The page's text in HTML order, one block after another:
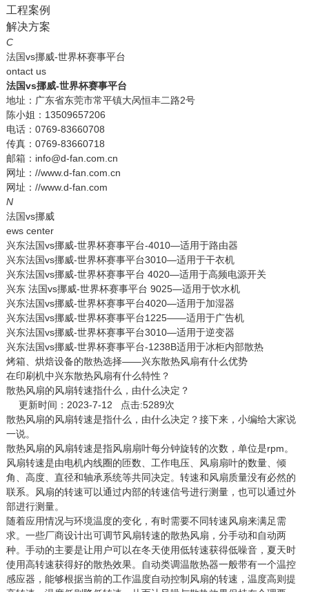
工程案例
解决方案
C
法国vs挪威-世界杯赛事平台
ontact us
法国vs挪威-世界杯赛事平台
地址：广东省东莞市常平镇大呙恒丰二路2号
陈小姐：13509657206
电话：0769-83660708
传真：0769-83660718
邮箱：info@d-fan.com.cn
网址：//www.d-fan.com.cn
网址：//www.d-fan.com
N
法国vs挪威
ews center
兴东法国vs挪威-世界杯赛事平台-4010—适用于路由器
兴东法国vs挪威-世界杯赛事平台3010—适用于干衣机
兴东法国vs挪威-世界杯赛事平台 4020—适用于高频电源开关
兴东 法国vs挪威-世界杯赛事平台 9025—适用于饮水机
兴东法国vs挪威-世界杯赛事平台4020—适用于加湿器
兴东法国vs挪威-世界杯赛事平台1225——适用于广告机
兴东法国vs挪威-世界杯赛事平台3010—适用于逆变器
兴东法国vs挪威-世界杯赛事平台-1238B适用于冰柜内部散热
烤箱、烘焙设备的散热选择——兴东散热风扇有什么优势
在印刷机中兴东散热风扇有什么特性？
散热风扇的风扇转速指什么，由什么决定？
更新时间：2023-7-12 点击:5289次
散热风扇的风扇转速是指什么，由什么决定？接下来，小编给大家说
一说。
散热风扇的风扇转速是指风扇扇叶每分钟旋转的次数，单位是rpm。
风扇转速是由电机内线圈的匝数、工作电压、风扇扇叶的数量、倾
角、高度、直径和轴承系统等共同决定。转速和风扇质量没有必然的
联系。风扇的转速可以通过内部的转速信号进行测量，也可以通过外
部进行测量。
随着应用情况与环境温度的变化，有时需要不同转速风扇来满足需
求。一些厂商设计出可调节风扇转速的散热风扇，分手动和自动两
种。手动的主要是让用户可以在冬天使用低转速获得低噪音，夏天时
使用高转速获得好的散热效果。自动类调温散热器一般带有一个温控
感应器，能够根据当前的工作温度自动控制风扇的转速，温度高则提